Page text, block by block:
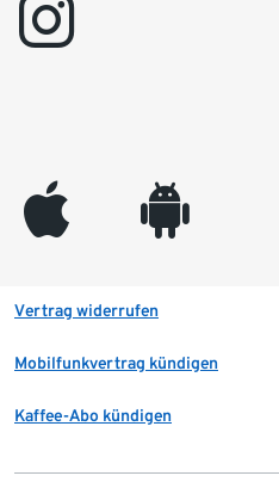
instagram
appleinc android
Vertrag widerrufen
Mobilfunkvertrag kündigen
Kaffee-Abo kündigen